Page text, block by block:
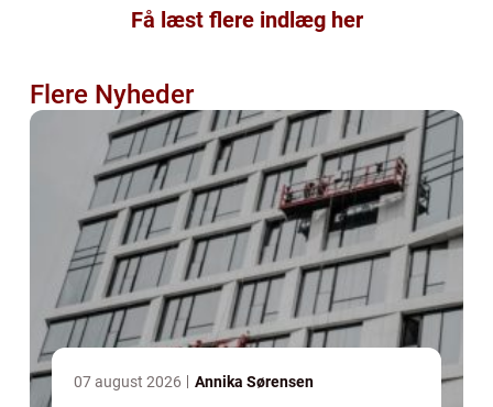
Få læst flere indlæg her
Flere Nyheder
07 august 2026 Annika Sørensen